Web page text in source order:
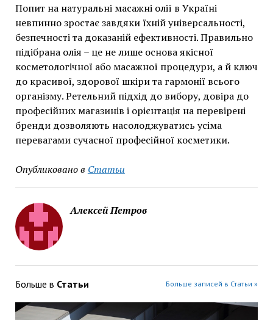
Попит на натуральні масажні олії в Україні
невпинно зростає завдяки їхній універсальності,
безпечності та доказаній ефективності. Правильно
підібрана олія – це не лише основа якісної
косметологічної або масажної процедури, а й ключ
до красивої, здорової шкіри та гармонії всього
організму. Ретельний підхід до вибору, довіра до
професійних магазинів і орієнтація на перевірені
бренди дозволяють насолоджуватись усіма
перевагами сучасної професійної косметики.
Опубликовано в Статьи
Алексей Петров
Больше в Статьи Больше записей в Статьи »